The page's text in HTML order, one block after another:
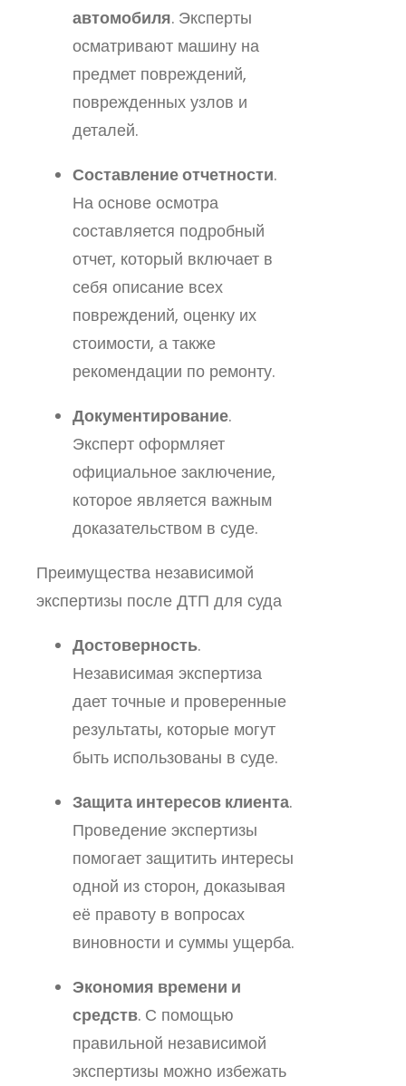
автомобиля. Эксперты
осматривают машину на
предмет повреждений,
поврежденных узлов и
деталей.
Составление отчетности.
На основе осмотра
составляется подробный
отчет, который включает в
себя описание всех
повреждений, оценку их
стоимости, а также
рекомендации по ремонту.
Документирование.
Эксперт оформляет
официальное заключение,
которое является важным
доказательством в суде.
Преимущества независимой
экспертизы после ДТП для суда
Достоверность.
Независимая экспертиза
дает точные и проверенные
результаты, которые могут
быть использованы в суде.
Защита интересов клиента.
Проведение экспертизы
помогает защитить интересы
одной из сторон, доказывая
её правоту в вопросах
виновности и суммы ущерба.
Экономия времени и
средств. С помощью
правильной независимой
экспертизы можно избежать